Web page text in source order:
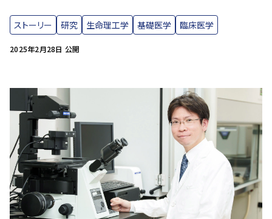
2025年2月28日 公開
ストーリー 研究 生命理工学 基礎医学 臨床医学